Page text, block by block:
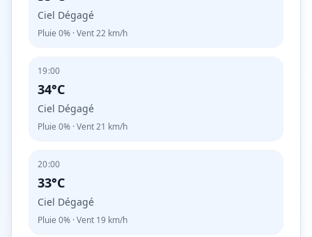
Ciel Dégagé
Pluie 0% · Vent22 km/h
19:00
34°C
Ciel Dégagé
Pluie 0% · Vent21 km/h
20:00
33°C
Ciel Dégagé
Pluie 0% · Vent 19 km/h